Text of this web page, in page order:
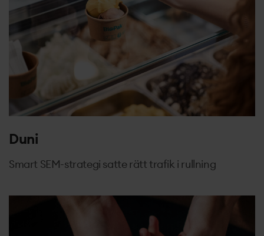
Duni
Smart SEM-strategi satte rätt trafik i rullning